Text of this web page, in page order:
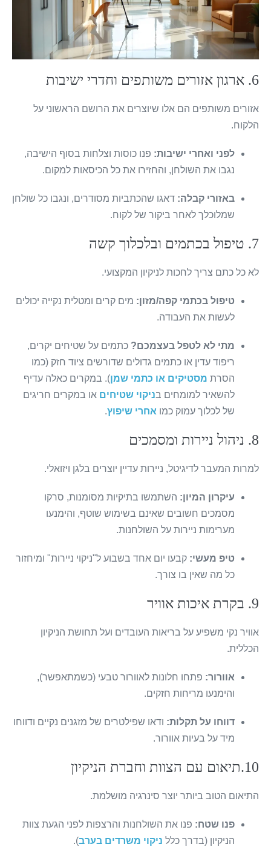
6. ארגון אזורים משותפים וחדרי ישיבות
אזורים משותפים הם אלו שיוצרים את הרושם הראשוני על
הלקוח.
לפני ואחרי ישיבות:פנו כוסות וצלחות בסוף הישיבה,
נגבו את השולחן, והחזירו את כל הכיסאות למקום.
באזורי קבלה:דאגו שהכתביות מסודרים, ונגבו כל שולחן
שמלוכלך לאחר ביקור של לקוח.
7. טיפול בכתמים ובלכלוך קשה
לא כל כתם צריך לחכות לניקיון המקצועי.
טיפול בכתמי קפה/מזון:מים קרים ומטלית נקייה יכולים
לעשות את העבודה.
מתי לא לטפל בעצמכם?כתמים על שטיחים יקרים,
ריפוד עדין או כתמים גדולים שדורשים ציוד חזק (כמו
הסרתמסטיקים או כתמי שמן). במקרים כאלה עדיף
להשאיר למומחים בניקוי שטיחיםאו במקרים חריגים
של לכלוך עמוק כמו אחרי שיפוץ.
8. ניהול ניירות ומסמכים
למרות המעבר לדיגיטל, ניירות עדיין יוצרים בלגן ויזואלי.
עיקרון המיון:השתמשו בתיקיות מסומנות, סרקו
מסמכים חשובים שאינם בשימוש שוטף, והימנעו
מערימות ניירות על השולחנות.
טיפ מעשי:קבעו יום אחד בשבוע ל"ניקוי ניירות" ומיחזור
כל מה שאין בו צורך.
9. בקרת איכות אוויר
אוויר נקי משפיע על בריאות העובדים ועל תחושת הניקיון
הכללית.
אוורור:פתחו חלונות לאוורור טבעי (כשמתאפשר),
והימנעו מריחות חזקים.
דווחו על תקלות:ודאו שפילטרים של מזגנים נקיים ודווחו
מיד על בעיות אוורור.
10.תיאום עם הצוות וחברת הניקיון
התיאום הטוב ביותר יוצר סינרגיה מושלמת.
פנו שטח:פנו את השולחנות והרצפות לפני הגעת צוות
הניקיון (בדרך כללניקוי משרדים בערב).